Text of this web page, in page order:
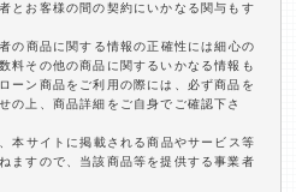
とお客様の間の契約にいかなる関与もす
の商品に関する情報の正確性には細心の
料その他の商品に関するいかなる情報も
ーン商品をご利用の際には、必ず商品を
の上、商品詳細をご自身でご確認下さ
本サイトに掲載される商品やサービス等
ますので、当該商品等を提供する事業者